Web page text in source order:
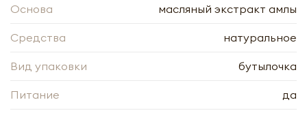
Основа масляный экстракт амлы
Средства натуральное
Вид упаковки бутылочка
Питание да